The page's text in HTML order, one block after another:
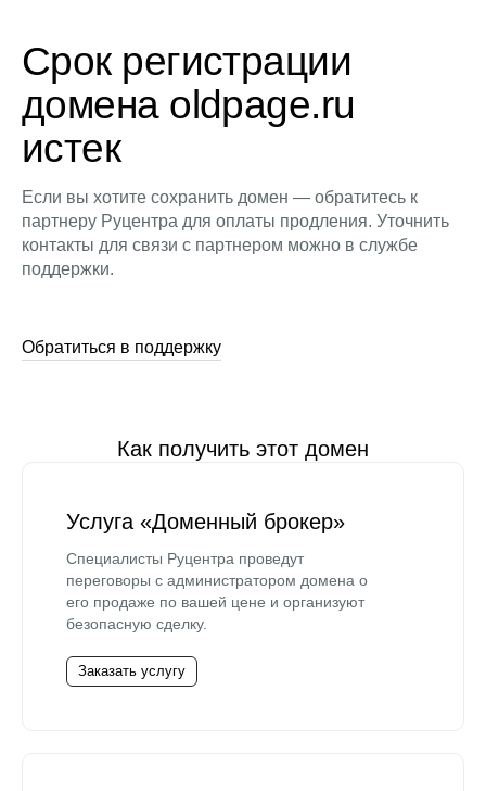
Срок регистрации
домена oldpage.ru
истек
Если вы хотите сохранить домен — обратитесь к
партнеру Руцентра для оплаты продления. Уточнить
контакты для связи с партнером можно в службе
поддержки.
Обратиться в поддержку
Как получить этот домен
Услуга «Доменный брокер»
Специалисты Руцентра проведут
переговоры с администратором домена о
его продаже по вашей цене и организуют
безопасную сделку.
Заказать услугу